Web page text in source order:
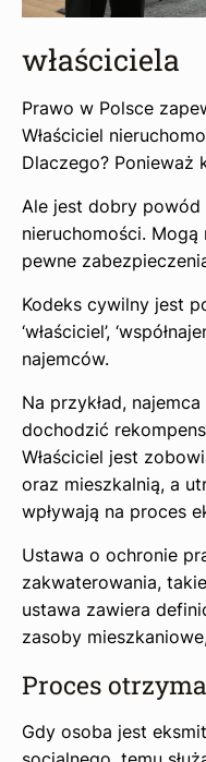
właściciela
Prawo w Polsce
Właściciel
Dlaczego? Ponieważ
Ale jest dobry powód
nieruchomości.
pewne
Kodeks cywilny jest
‘właściciel’,
najemców.
Na przykład,
dochodzić
Właściciel jest
oraz mieszkalnią, a
wpływają na proces
Ustawa o ochronie
zakwaterowania,
ustawa zawiera
zasoby
Proces
Gdy osoba jest